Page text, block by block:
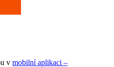
v mobilní aplikaci –